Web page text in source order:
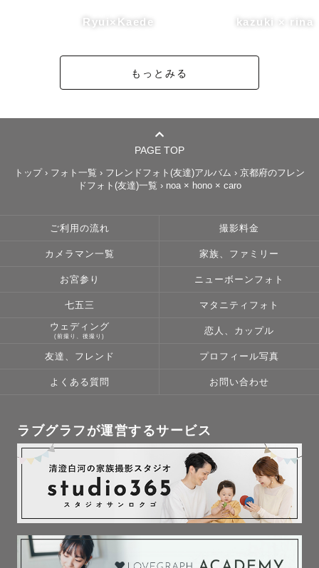
Ryui×Kaede kazuki × rina
もっとみる
PAGE TOP
トップ › フォト一覧 › フレンドフォト(友達)アルバム › 京都府のフレン
ドフォト(友達)一覧 › noa × hono × caro
ご利用の流れ 撮影料金
カメラマン一覧 家族、ファミリー
お宮参り ニューボーンフォト
七五三 マタニティフォト
ウェディング
(前撮り、後撮り)
恋人、カップル
友達、フレンド プロフィール写真
よくある質問 お問い合わせ
ラブグラフが運営するサービス